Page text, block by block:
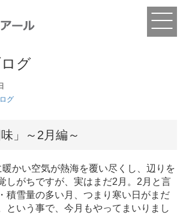
グ
グ
」～2月編～
かい空気が熱海を覆い尽くし、辺りを
しがちですが、実はまだ2月。2月と言
積雪量の多い月、つまり寒い日がまだ
という事で、今月もやってまいりまし